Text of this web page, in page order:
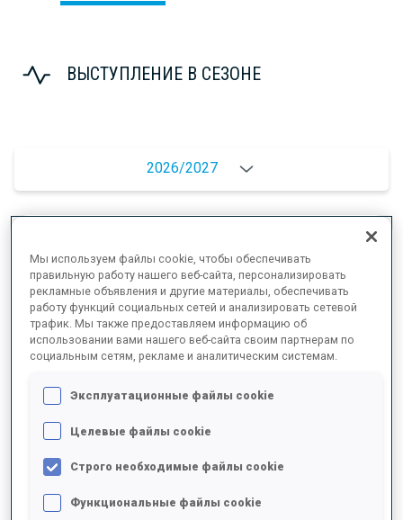
ВЫСТУПЛЕНИЕ В СЕЗОНЕ
2026/2027
РЕЗУЛЬТАТЫ - СРЕДНЕЕ ЗНАЧЕНИЕ
ДАННЫХ НЕТ
РЕЗУЛЬТАТЫ - ТЕНДЕНЦИЯ
ДАННЫХ НЕТ
Мы используем файлы cookie, чтобы обеспечивать
правильную работу нашего веб-сайта, персонализировать
рекламные объявления и другие материалы, обеспечивать
работу функций социальных сетей и анализировать сетевой
трафик. Мы также предоставляем информацию об
использовании вами нашего веб-сайта своим партнерам по
социальным сетям, рекламе и аналитическим системам.
Эксплуатационные файлы cookie
Целевые файлы cookie
Строго необходимые файлы cookie
Функциональные файлы cookie